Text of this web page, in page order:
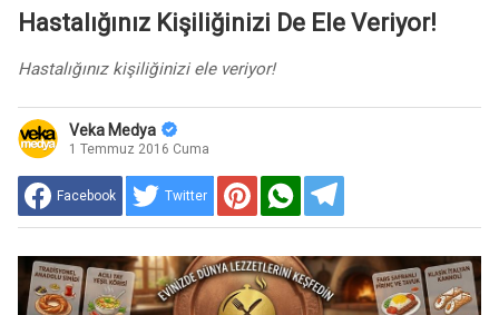
Hastalığınız Kişiliğinizi De Ele Veriyor!
Hastalığınız kişiliğinizi ele veriyor!
Veka Medya
1 Temmuz 2016 Cuma
Facebook Twitter